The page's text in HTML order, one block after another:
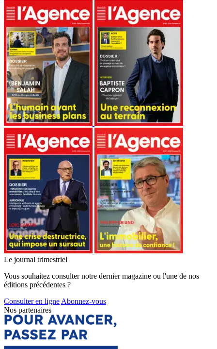
Le journal trimestriel
Vous souhaitez consulter notre dernier magazine ou l'une de nos
éditions précédentes ?
Consulter en ligne Abonnez-vous
Nos partenaires